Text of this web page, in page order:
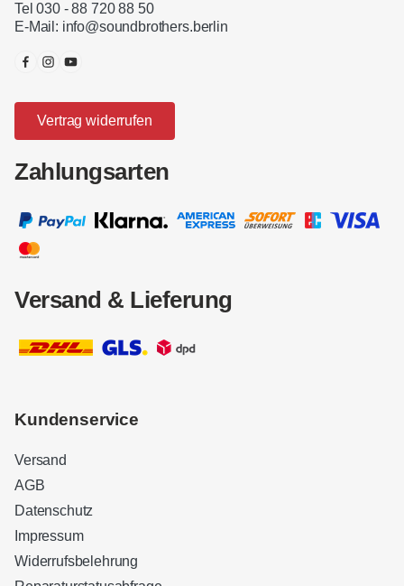
Tel 030 - 88 720 88 50
E-Mail: info@soundbrothers.berlin
Vertrag widerrufen
Zahlungsarten
Versand & Lieferung
Kundenservice
Versand
AGB
Datenschutz
Impressum
Widerrufsbelehrung